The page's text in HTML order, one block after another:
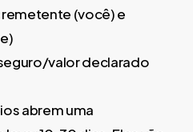
(você) e
valor declarado
abrem uma